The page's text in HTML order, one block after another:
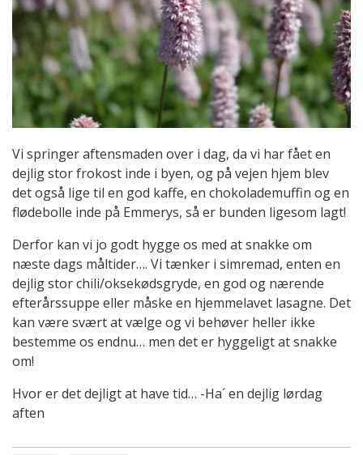
Vi springer aftensmaden over i dag, da vi har fået en
dejlig stor frokost inde i byen, og på vejen hjem blev
det også lige til en god kaffe, en chokolademuffin og en
flødebolle inde på Emmerys, så er bunden ligesom lagt!
Derfor kan vi jo godt hygge os med at snakke om
næste dags måltider…. Vi tænker i simremad, enten en
dejlig stor chili/oksekødsgryde, en god og nærende
efterårssuppe eller måske en hjemmelavet lasagne. Det
kan være svært at vælge og vi behøver heller ikke
bestemme os endnu… men det er hyggeligt at snakke
om!
Hvor er det dejligt at have tid… -Ha´ en dejlig lørdag
aften